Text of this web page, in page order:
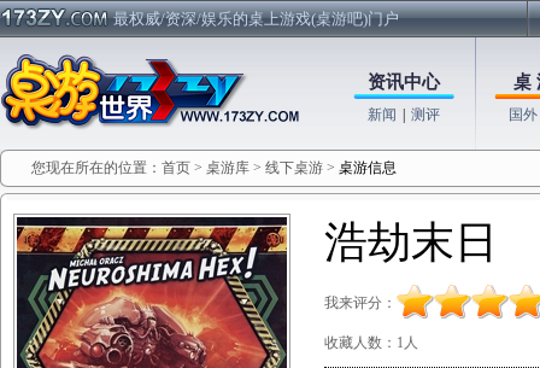
最权威/资深/娱乐的桌上游戏(桌游吧)门户
资讯中心
新闻 测评
桌
国外
您现在所在的位置： 首页 > 桌游库 > 线下桌游 > 桌游信息
浩劫末日
我来评分：
收藏人数： 1人